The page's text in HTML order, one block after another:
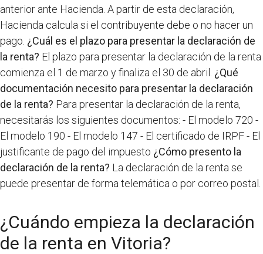
anterior ante Hacienda. A partir de esta declaración,
Hacienda calcula si el contribuyente debe o no hacer un
pago. ¿Cuál es el plazo para presentar la declaración de
la renta? El plazo para presentar la declaración de la renta
comienza el 1 de marzo y finaliza el 30 de abril. ¿Qué
documentación necesito para presentar la declaración
de la renta? Para presentar la declaración de la renta,
necesitarás los siguientes documentos: - El modelo 720 -
El modelo 190 - El modelo 147 - El certificado de IRPF - El
justificante de pago del impuesto ¿Cómo presento la
declaración de la renta? La declaración de la renta se
puede presentar de forma telemática o por correo postal.
¿Cuándo empieza la declaración
de la renta en Vitoria?